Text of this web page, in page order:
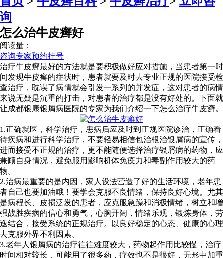
询
怎么治牛皮癣好
阅读量：
咨询专家预约挂号
治疗牛皮癣最好的方法就是要积极做好应对措施，当患者第一时
间发现牛皮癣的症状时，患者就要及时去专业正规的医院接受检
查治疗，耽误了病情就会引发一系列的并发症，这对患者的病情
来说无疑是沉重的打击，对患者的治疗都是没有好处的。下面就
让成都银康银屑病医院的专家为我们介绍一下怎么治疗牛皮癣。
1.正确就医，科学治疗，患病后应及时到正规医院诊治，正确看
待疾病和进行科学治疗，不要轻易相信包治根治银屑病的宣传，
进而接受不正规的治疗，更不能随便选择治疗银屑病的药物，应
兼顾自身情况，避免服用影响机体免疫力和毒副作用较大的药
物。
2.治病最重要的是内因，家人设法营造了好的生活环境，老年患
者自己也要加油哦！要学会克服不良情绪，保持良好心境。尤其
是病程长、皮损泛发的患者，应克服急躁和消极情绪，树立和增
强战胜疾病的信心和勇气，心胸开阔，情绪乐观，锻炼身体，劳
逸结合，接受系统的正规治疗。以良好稳定的心态、健康的心理
去克服外界不利因素。
3.老年人银屑病的治疗往往难度较大，药物起作用比较慢，治疗
时间相对较长，可能用了很多药，疗效也不是很好，无形中加重